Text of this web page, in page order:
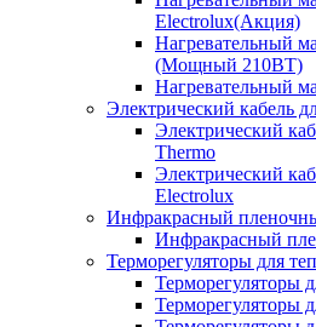
Electrolux(Акция)
Нагревательный
(Мощный 210ВТ)
Нагревательный
Электрический кабель
Электрический
Thermo
Электрический
Electrolux
Инфракрасный
Инфракрасный
Терморегуляторы для
Терморегуляторы
Терморегуляторы